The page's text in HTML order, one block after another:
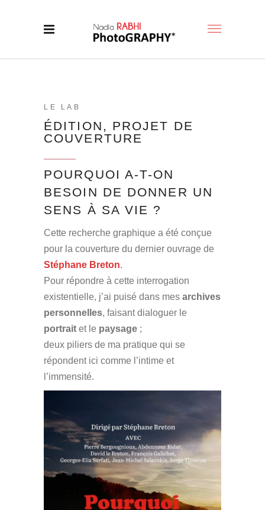
LE LAB
ÉDITION, PROJET DE
COUVERTURE
POURQUOI A-T-ON
BESOIN DE DONNER UN
SENS À SA VIE ?
Cette recherche graphique a été conçue
pour la couverture du dernier ouvrage de
Stéphane Breton.
Pour répondre à cette interrogation
existentielle, j’ai puisé dans mes archives
personnelles, faisant dialoguer le
portrait et le paysage ;
deux piliers de ma pratique qui se
répondent ici comme l’intime et
l’immensité.